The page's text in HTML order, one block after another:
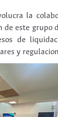
la
de este grupo
de
y